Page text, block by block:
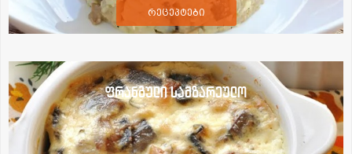
რეცეპტები
ფრანგული სამზარეულო